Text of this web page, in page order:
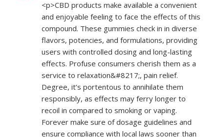
<p>CBD products make available a convenient
and enjoyable feeling to face the effects of this
compound. These gummies check in in diverse
flavors, potencies, and formulations, providing
users with controlled dosing and long-lasting
effects. Profuse consumers cherish them as a
service to relaxation&#8217;, pain relief.
Degree, it’s portentous to annihilate them
responsibly, as effects may ferry longer to
recoil in compared to smoking or vaping.
Forever make sure of dosage guidelines and
ensure compliance with local laws sooner than